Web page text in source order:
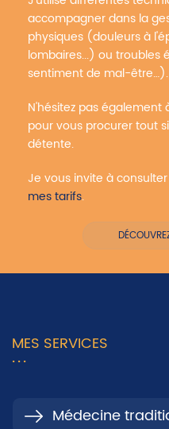
accompagner dans la
physiques (douleurs à
lombaires...) ou troubles
sentiment de mal-être…).
N'hésitez pas également
pour vous procurer tout
détente.
Je vous invite à consulter
mes tarifs.
MES SERVICES
Médecine